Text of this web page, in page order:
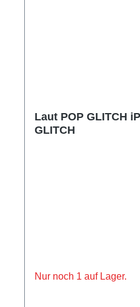
Laut POP GLITCH
GLITCH
Nur noch 1 auf Lager.